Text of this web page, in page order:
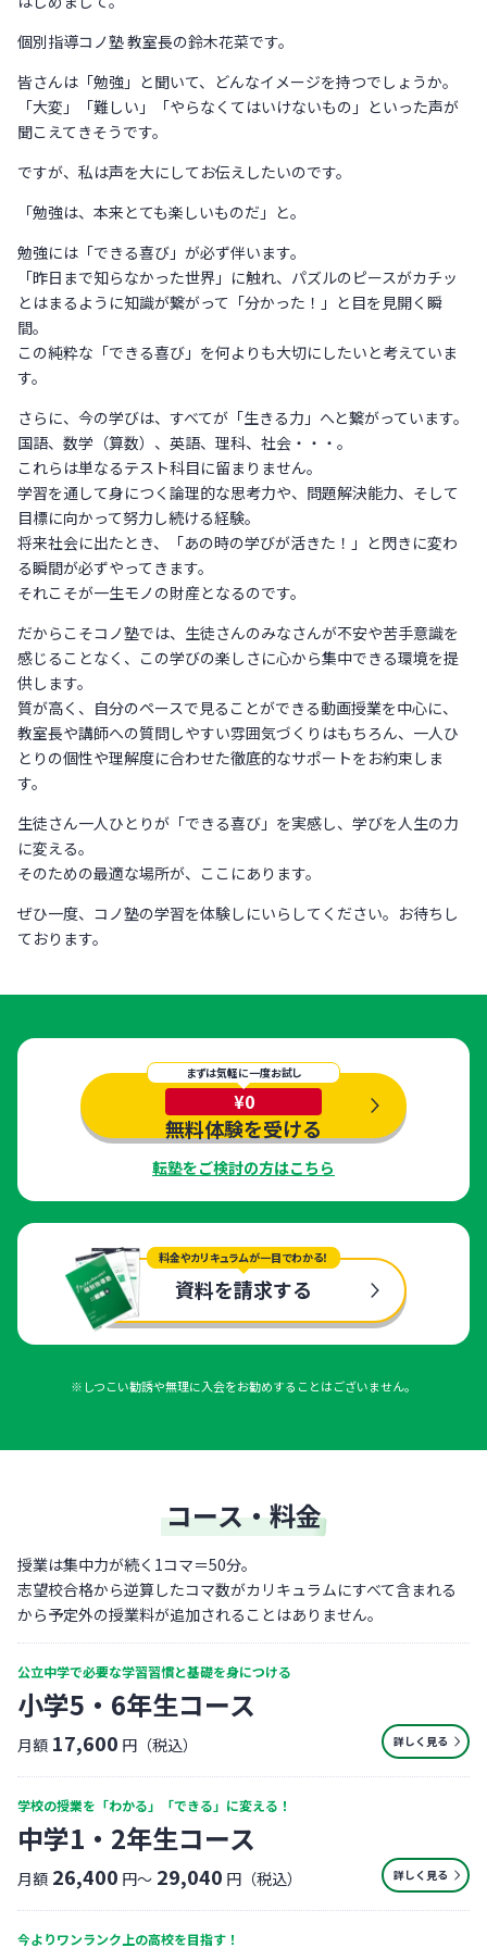
個別指導コノ塾 教室長の鈴木花菜です。
皆さんは「勉強」と聞いて、どんなイメージを持つでしょうか。
「大変」「難しい」「やらなくてはいけないもの」といった声が
聞こえてきそうです。
ですが、私は声を大にしてお伝えしたいのです。
「勉強は、本来とても楽しいものだ」と。
勉強には「できる喜び」が必ず伴います。
「昨日まで知らなかった世界」に触れ、パズルのピースがカチッ
とはまるように知識が繋がって「分かった！」と目を見開く瞬
間。
この純粋な「できる喜び」を何よりも大切にしたいと考えていま
す。
さらに、今の学びは、すべてが「生きる力」へと繋がっています。
国語、数学（算数）、英語、理科、社会・・・。
これらは単なるテスト科目に留まりません。
学習を通して身につく論理的な思考力や、問題解決能力、そして
目標に向かって努力し続ける経験。
将来社会に出たとき、「あの時の学びが活きた！」と閃きに変わ
る瞬間が必ずやってきます。
それこそが一生モノの財産となるのです。
だからこそコノ塾では、生徒さんのみなさんが不安や苦手意識を
感じることなく、この学びの楽しさに心から集中できる環境を提
供します。
質が高く、自分のペースで見ることができる動画授業を中心に、
教室長や講師への質問しやすい雰囲気づくりはもちろん、一人ひ
とりの個性や理解度に合わせた徹底的なサポートをお約束しま
す。
生徒さん一人ひとりが「できる喜び」を実感し、学びを人生の力
に変える。
そのための最適な場所が、ここにあります。
ぜひ一度、コノ塾の学習を体験しにいらしてください。お待ちし
ております。
まずは気軽に一度お試し
¥0
無料体験を受ける
転塾をご検討の方はこちら
料金やカリキュラムが一目でわかる！
資料を請求する
※しつこい勧誘や無理に入会をお勧めすることはございません。
コース・料金
授業は集中力が続く1コマ＝50分。
志望校合格から逆算したコマ数がカリキュラムにすべて含まれる
から予定外の授業料が追加されることはありません。
公立中学で必要な学習習慣と基礎を身につける
小学5・6年生コース
月額 17,600 円（税込） 詳しく見る
学校の授業を「わかる」「できる」に変える！
中学1・2年生コース
月額 26,400 円〜 29,040 円（税込） 詳しく見る
今よりワンランク上の高校を目指す！